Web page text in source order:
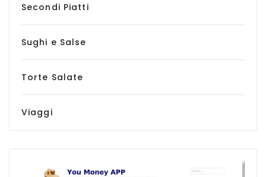
Secondi Piatti
Sughi e Salse
Torte Salate
Viaggi